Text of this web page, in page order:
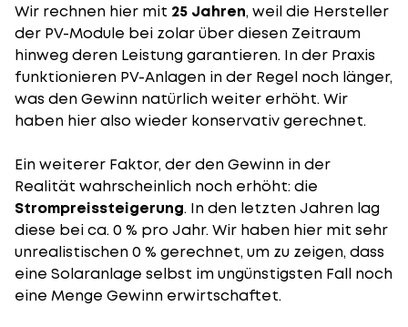
Wir rechnen hier mit 25 Jahren, weil die Hersteller
der PV-Module bei zolar über diesen Zeitraum
hinweg deren Leistung garantieren. In der Praxis
funktionieren PV-Anlagen in der Regel noch länger,
was den Gewinn natürlich weiter erhöht. Wir
haben hier also wieder konservativ gerechnet.
Ein weiterer Faktor, der den Gewinn in der
Realität wahrscheinlich noch erhöht: die
Strompreissteigerung. In den letzten Jahren lag
diese bei ca. 0 % pro Jahr. Wir haben hier mit sehr
unrealistischen 0 % gerechnet, um zu zeigen, dass
eine Solaranlage selbst im ungünstigsten Fall noch
eine Menge Gewinn erwirtschaftet.